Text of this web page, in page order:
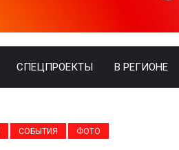
СПЕЦПРОЕКТЫ В РЕГИОНЕ
СОБЫТИЯ ФОТО